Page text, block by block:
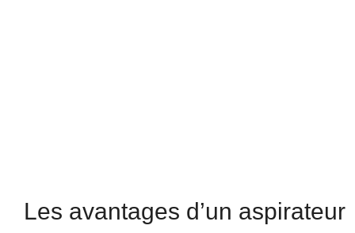
Les avantages d’un aspirateur